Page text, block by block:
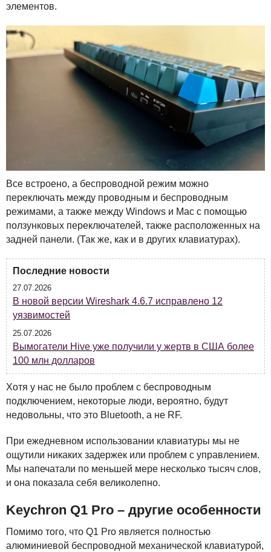
элементов.
Все встроено, а беспроводной режим можно
переключать между проводным и беспроводным
режимами, а также между Windows и Mac с помощью
ползунковых переключателей, также расположенных на
задней панели. (Так же, как и в других клавиатурах).
Последние новости
27.07.2026
В новой версии Wireshark 4.6.7 исправлено 12
уязвимостей
25.07.2026
Вымогатели Hive уже получили у жертв в США более
100 млн долларов
Хотя у нас не было проблем с беспроводным
подключением, некоторые люди, вероятно, будут
недовольны, что это Bluetooth, а не RF.
При ежедневном использовании клавиатуры мы не
ощутили никаких задержек или проблем с управлением.
Мы напечатали по меньшей мере несколько тысяч слов,
и она показала себя великолепно.
Keychron Q1 Pro – другие особенности
Помимо того, что Q1 Pro является полностью
алюминиевой беспроводной механической клавиатурой,